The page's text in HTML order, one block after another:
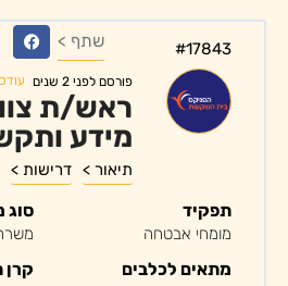
#17843 שתף >
פורסם לפני 2 שנים עודכן
ראש/ת
מידע
תיאור > דרישות >
תפקיד
מומחי אבטחה
מתאים לכלבים
סוג